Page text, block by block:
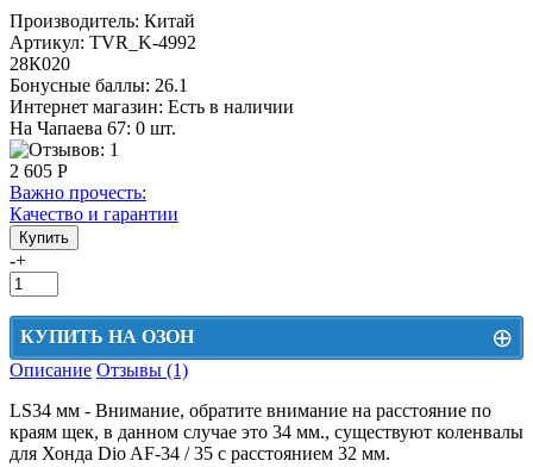
Производитель: Китай
Артикул: TVR_K-4992
28К020
Бонусные баллы: 26.1
Интернет магазин: Есть в наличии
На Чапаева 67: 0 шт.
2 605 Р
Важно прочесть:
Качество и гарантии
-+
КУПИТЬ НА ОЗОН ⊕
Цена на Озон включает доставку, упаковку и комиссии маркетплейса
Этот товар можно приобрести на Озон. Для перехода в маркетплейс
перейдите по ссылке ниже.
Описание Отзывы (1)
LS34 мм - Внимание, обратите внимание на расстояние по
краям щек, в данном случае это 34 мм., существуют коленвалы
для Хонда Dio AF-34 / 35 с расстоянием 32 мм.